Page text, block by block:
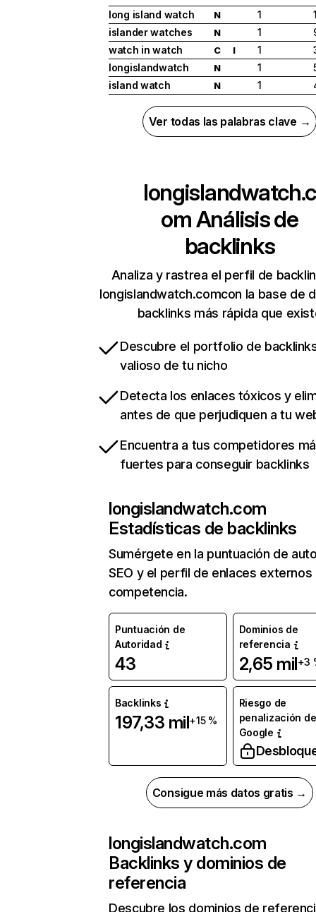
long island watch
N 1
islander watches
N 1
watch in watch
C I 1
longislandwatch
N 1
island watch
N 1
Ver todas las palabras clave →
longislandwatch.c
omAnálisis de
backlinks
Analiza y rastrea el perfil de
longislandwatch.comcon la base de
backlinks más rápida que
Descubre el portfolio de
valioso de tu nicho
Detecta los enlaces tóxicos y
antes de que perjudiquen a tu
Encuentra a tus competidores
fuertes para conseguir backlinks
longislandwatch.com
Estadísticas de backlinks
Sumérgete en la puntuación de
SEO y el perfil de enlaces externos
competencia.
Puntuación de
Autoridad
43
Dominios de
referencia
2,65 mil+3
Backlinks
197,33 mil+15 %
Riesgo de
penalización de
Google
Consigue más datos gratis →
longislandwatch.com
Backlinks y dominios de
referencia
Descubre los dominios de